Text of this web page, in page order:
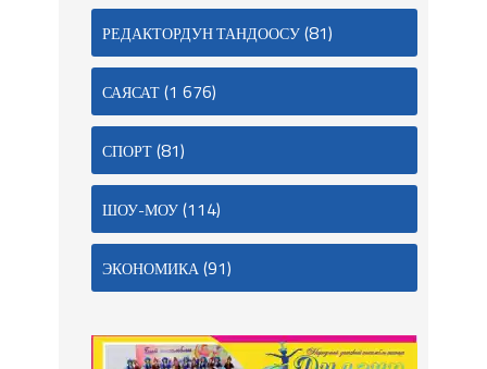
РЕДАКТОРДУН ТАНДООСУ(81)
САЯСАТ(1 676)
СПОРТ(81)
ШОУ-МОУ(114)
ЭКОНОМИКА(91)